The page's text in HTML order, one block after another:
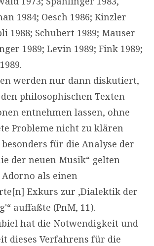
1984; Oesch 1986; Kinzler
1988; Schubert 1989; Mauser
1989; Levin 1989; Fink 1989;
werden nur dann diskutiert,
philosophischen Texten
entnehmen lassen, ohne
Probleme nicht zu klären
besonders für die Analyse der
der neuen Musik“ gelten
als einen
Exkurs zur ‚Dialektik der
auffaßte (PnM, 11).
hat die Notwendigkeit und
dieses Verfahrens für die